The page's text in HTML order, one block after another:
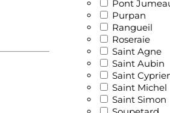
Pont
Purpan
Rangueil
Roseraie
Saint Agne
Saint Aubin
Saint
Saint Michel
Saint Simon